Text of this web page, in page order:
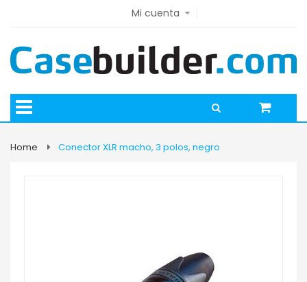
Mi cuenta
Home Conector XLR macho, 3 polos, negro